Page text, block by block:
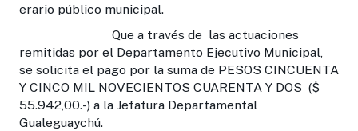
erario público municipal.
Que a través de las actuaciones
remitidas por el Departamento Ejecutivo Municipal,
se solicita el pago por la suma de PESOS CINCUENTA
Y CINCO MIL NOVECIENTOS CUARENTA Y DOS ($
55.942,00.-) a la Jefatura Departamental
Gualeguaychú.